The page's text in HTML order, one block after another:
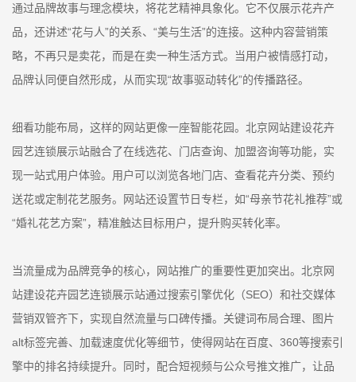
通过品牌故事与理念模块，将花艺精神具象化。它不仅展示花卉产
品，还讲述“花与人”的关系、“美与生活”的连接。这种内容营销策
略，不再只是卖花，而是在卖一种生活方式。当用户被情感打动，
品牌认同便自然形成，从而实现“故事驱动转化”的传播路径。
细看功能布局，这样的网站更像一座智能花园。北京网站建设花卉
园艺连锁展示站融合了在线选花、门店查询、加盟咨询等功能，实
现一站式用户体验。用户可以浏览各地门店、查看花卉分类、预约
送花或定制花艺服务。网站还设置节日专栏，如“母亲节花礼推荐”或
“婚礼花艺方案”，精准触达目标用户，提升购买转化率。
当流量成为品牌竞争的核心，网站推广的重要性更加突出。北京网
站建设花卉园艺连锁展示站通过搜索引擎优化（SEO）和社交媒体
营销双管齐下，实现自然流量与口碑传播。关键词布局合理、图片
alt标签完善、加载速度优化等细节，使得网站在百度、360等搜索引
擎中的排名持续提升。同时，配合短视频与公众号推文推广，让品